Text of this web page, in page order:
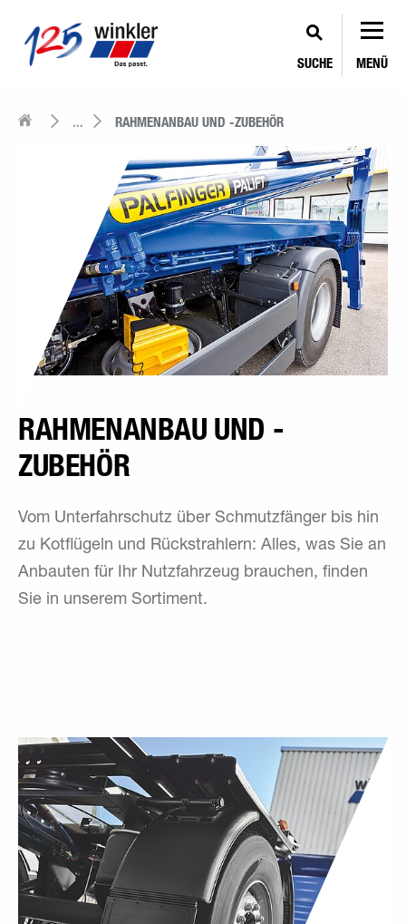
SUCHE MENÜ
... RAHMENANBAU UND -ZUBEHÖR
RAHMEN­ANBAU UND -
ZUBEHÖR
Vom Unterfahrschutz über Schmutzfänger bis hin
zu Kotflügeln und Rückstrahlern: Alles, was Sie an
Anbauten für Ihr Nutzfahrzeug brauchen, finden
Sie in unserem Sortiment.